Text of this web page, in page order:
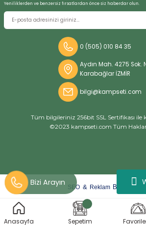
Anasayfa Sepetim
Yeniliklerden ve benzersiz fırsatlardan önce siz haberdar olun.
0 (505) 010 84 35
Aydın Mah. 4275 Sok.
Karabağlar İZMİR
bilgi@kampseti.com
Tüm bilgileriniz 256bit SSL Sertifikası ile
©2023 kampseti.com Tüm Hakları
SEO & Reklam By arat
ideasoft
e-